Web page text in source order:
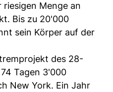
Menge an
Bis zu 20'000
sein Körper auf der
des 28-
Tagen 3'000
New York. Ein Jahr